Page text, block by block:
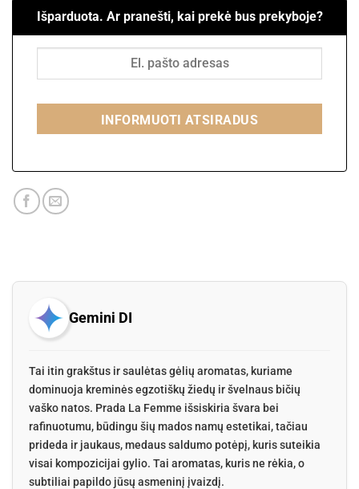
Išparduota. Ar pranešti, kai prekė bus prekyboje?
INFORMUOTI ATSIRADUS
Gemini DI
Tai itin grakštus ir saulėtas gėlių aromatas, kuriame
dominuoja kreminės egzotiškų žiedų ir švelnaus bičių
vaško natos. Prada La Femme išsiskiria švara bei
rafinuotumu, būdingu šių mados namų estetikai, tačiau
prideda ir jaukaus, medaus saldumo potėpį, kuris suteikia
visai kompozicijai gylio. Tai aromatas, kuris ne rėkia, o
subtiliai papildo jūsų asmeninį įvaizdį.